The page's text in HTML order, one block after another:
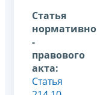
Статья
нормативно
-
правового
акта:
Статья